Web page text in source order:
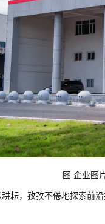
图 企业图
，孜孜不倦地探索前